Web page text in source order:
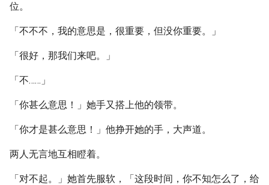
位。
「不不不，我的意思是，很重要，但没你重要。」
「很好，那我们来吧。」
「不……」
「你甚么意思！」她手又搭上他的领带。
「你才是甚么意思！」他挣开她的手，大声道。
两人无言地互相瞪着。
「对不起。」她首先服软，「这段时间，你不知怎么了，给